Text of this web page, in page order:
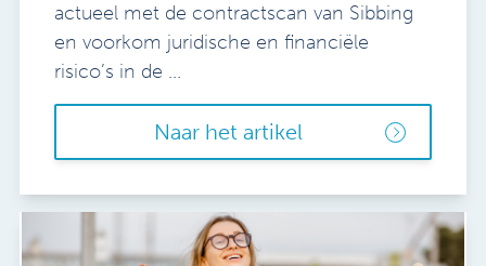
actueel met de contractscan van Sibbing
en voorkom juridische en financiële
risico’s in de ...
Naar het artikel